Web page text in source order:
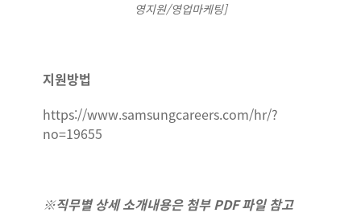
영지원/영업마케팅]
지원방법
https://www.samsungcareers.com/hr/?
no=19655
※직무별 상세 소개내용은 첨부 PDF 파일 참고